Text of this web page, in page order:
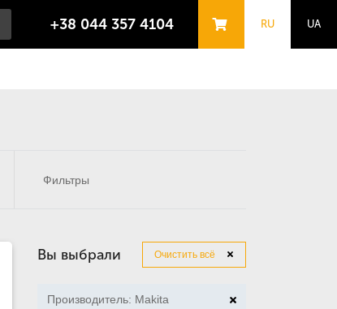
+38 044 357 4104 RU UA
Вы выбрали Очистить всё
Производитель: Makita
Фильтры